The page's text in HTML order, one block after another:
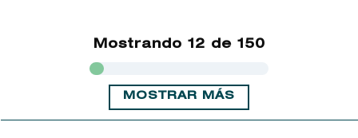
Mostrando 12 de 150
MOSTRAR MÁS